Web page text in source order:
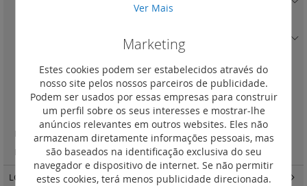
Switch POE + GIGABIT(0)
Braçadeiras VDI(0)
Caixas de distribuição(2)
LCS3 cat. 8
LCS3 cat. 6A - ficha de ligação rápida RJ 45 cat 6A STP(1)
LCS3 fibra ótica(140)
Ver Mais
Marketing
Estes cookies podem ser estabelecidos através do
nosso site pelos nossos parceiros de publicidade.
Podem ser usados por essas empresas para construir
um perfil sobre os seus interesses e mostrar-lhe
anúncios relevantes em outros websites. Eles não
armazenam diretamente informações pessoais, mas
são baseados na identificação exclusiva do seu
navegador e dispositivo de internet. Se não permitir
estes cookies, terá menos publicidade direcionada.